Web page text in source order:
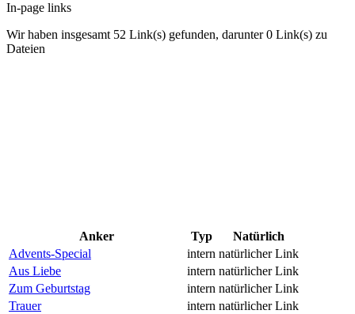
In-page links
Wir haben insgesamt 52 Link(s) gefunden, darunter 0 Link(s) zu
Dateien
Anker Typ
Natürlich
Advents-Special
intern natürlicher Link
Aus Liebe
intern natürlicher Link
Zum Geburtstag
intern natürlicher Link
Trauer
intern natürlicher Link